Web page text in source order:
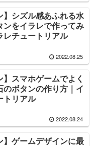
】シズル感あふれる水
ンをイラレで作ってみ
レチュートリアル
2022.08.25
】スマホゲームでよく
のボタンの作り方｜イ
トリアル
2022.08.24
】ゲームデザインに最